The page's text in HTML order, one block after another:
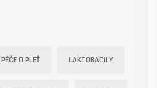
PÉČE O PLEŤ LAKTOBACILY